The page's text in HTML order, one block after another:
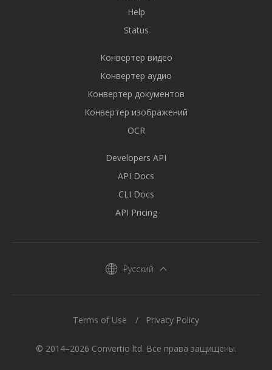
Help
Status
Конвертер видео
Конвертер аудио
Конвертер документов
Конвертер изображений
OCR
Developers API
API Docs
CLI Docs
API Pricing
Русский
© 2014–2026 Convertio ltd. Все права защищены.
Terms of Use Privacy Policy